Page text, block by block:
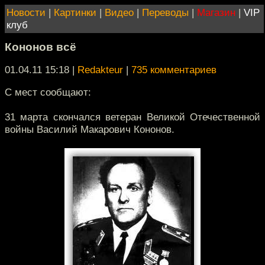
Новости | Картинки | Видео | Переводы | Магазин | VIP
клуб
Кононов всё
01.04.11 15:18 | Redakteur | 735 комментариев
С мест сообщают:
31 марта скончался ветеран Великой Отечественной
войны Василий Макарович Кононов.